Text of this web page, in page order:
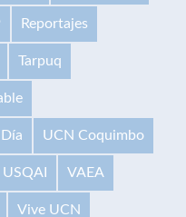
Reportajes
Tarpuq
UCN Coquimbo
USQAI VAEA
Vive UCN